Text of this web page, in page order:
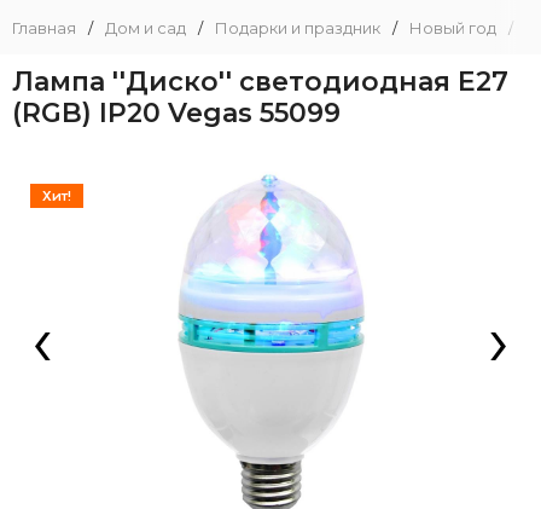
Главная / Дом и сад / Подарки и праздник / Новый год /
Лампа ''Диско'' светодиодная Е27
(RGB) IP20 Vegas 55099
Хит!
‹ ›